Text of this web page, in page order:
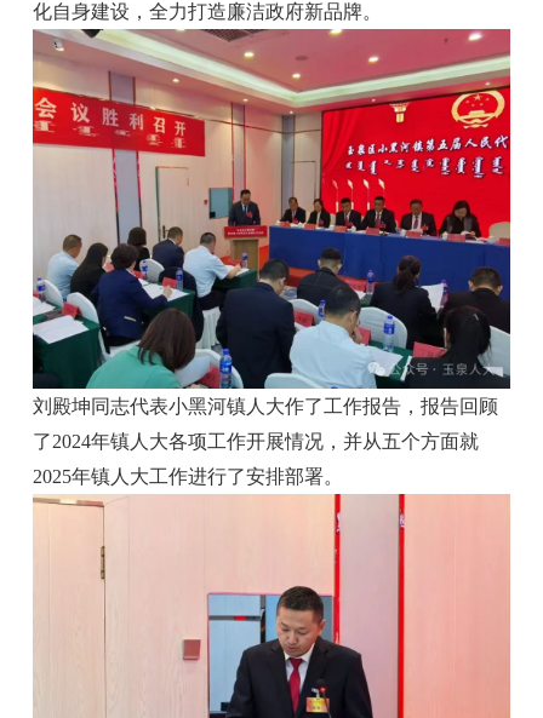
化自身建设，全力打造廉洁政府新品牌。
刘殿坤同志代表小黑河镇人大作了工作报告，报告回顾
了2024年镇人大各项工作开展情况，并从五个方面就
2025年镇人大工作进行了安排部署。